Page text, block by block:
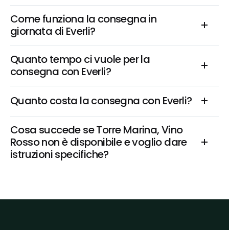
Come funziona la consegna in
giornata di Everli?
Quanto tempo ci vuole per la
consegna con Everli?
Quanto costa la consegna con Everli?
Cosa succede se Torre Marina, Vino
Rosso non è disponibile e voglio dare
istruzioni specifiche?